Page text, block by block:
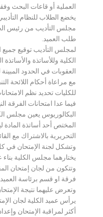
العملية أو قاعات البحث
يخضع الطلاب للنظام
مجلس التأديب من رئيس
طلب العميد.
لمجلس التأديب توقيع جميع
الكلية وللأساتذة
العقوبات في الحدود المبينة
مع مراعاة أحكام اللائحة
للكليات تحديد نظم
فيما عدا امتحانات الفرقة
البكالوريوس يعين مجلس
المختص أحد أساتذة
التحريرية بالاشتراك مع
وتشكل لجنة الإمتحان
يختارهما مجلس الكلية
وتتكون من لجان إمتحان
فرقة او قسم برئاسة
وتعرض عليهما نتيجة
يرأس عميد الكلية لجان
أكثر لمراقبة الإمتحان وإعداد